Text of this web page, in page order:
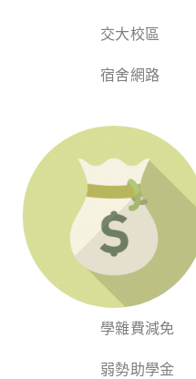
交大校區
宿舍網路
學雜費減免
弱勢助學金